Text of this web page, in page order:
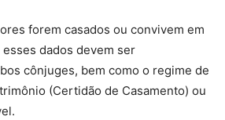
forem casados ou convivem em
dados devem ser
cônjuges, bem como o regime de
(Certidão de Casamento) ou